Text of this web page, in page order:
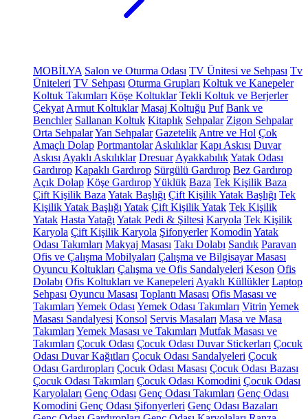
MOBİLYA Salon ve Oturma Odası TV Ünitesi ve Sehpası Tv
Üniteleri TV Sehpası Oturma Grupları Koltuk ve Kanepeler
Koltuk Takımları Köşe Koltuklar Tekli Koltuk ve Berjerler
Çekyat Armut Koltuklar Masaj Koltuğu Puf Bank ve
Benchler Sallanan Koltuk Kitaplık Sehpalar Zigon Sehpalar
Orta SehpalarYan Sehpalar Gazetelik Antre ve Hol Çok
Amaçlı Dolap Portmantolar Askılıklar Kapı Askısı Duvar
Askısı Ayaklı Askılıklar Dresuar AyakkabılıkYatak Odası
Gardırop Kapaklı Gardırop Sürgülü Gardırop Bez Gardırop
Açık Dolap Köşe GardıropYüklük Baza Tek Kişilik Baza
Çift Kişilik Baza Yatak Başlığı Çift Kişilik Yatak Başlığı Tek
Kişilik Yatak Başlığı Yatak Çift Kişilik Yatak Tek Kişilik
Yatak Hasta Yatağı Yatak Pedi & Şiltesi Karyola Tek Kişilik
Karyola Çift Kişilik Karyola Şifonyerler Komodin Yatak
Odası Takımları Makyaj Masası Takı Dolabı Sandık Paravan
Ofis ve Çalışma Mobilyaları Çalışma ve Bilgisayar Masası
Oyuncu Koltukları Çalışma ve Ofis Sandalyeleri Keson Ofis
Dolabı Ofis Koltukları ve Kanepeleri Ayaklı Küllükler Laptop
Sehpası Oyuncu Masası Toplantı Masası Ofis Masası ve
Takımları Yemek Odası Yemek Odası Takımları Vitrin Yemek
Masası Sandalyesi Konsol Servis Masaları Masa ve Masa
Takımları Yemek Masası ve Takımları Mutfak Masası ve
Takımları Çocuk Odası Çocuk Odası Duvar Stickerları Çocuk
Odası Duvar Kağıtları Çocuk Odası Sandalyeleri Çocuk
Odası Gardıropları Çocuk Odası Masası Çocuk Odası Bazası
Çocuk Odası Takımları Çocuk Odası Komodini Çocuk Odası
Karyolaları Genç Odası Genç Odası Takımları Genç Odası
Komodini Genç Odası Şifonyerleri Genç Odası Bazaları